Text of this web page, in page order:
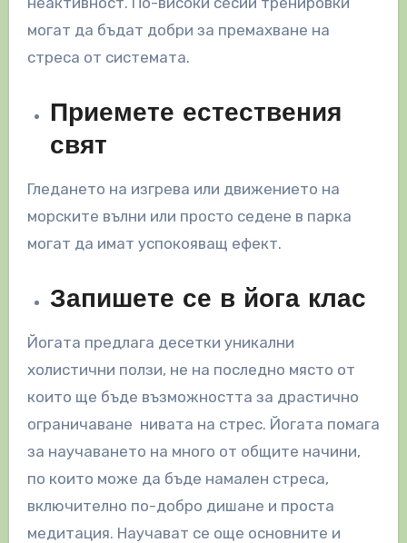
могат да бъдат добри за премахване на
стреса от системата.
Приемете естествения
свят
Гледането на изгрева или движението на
морските вълни или просто седене в парка
могат да имат успокояващ ефект.
Запишете се в йога клас
Йогата предлага десетки уникални
холистични ползи, не на последно място от
които ще бъде възможността за драстично
ограничаване нивата на стрес. Йогата помага
за научаването на много от общите начини,
по които може да бъде намален стреса,
включително по-добро дишане и проста
медитация. Научават се още основните и